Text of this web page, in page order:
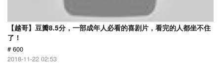
【越哥】豆瓣8.5分，一部成年人必看的喜剧片，看完的人都坐不住
了！
# 600
2018-11-22 02:53